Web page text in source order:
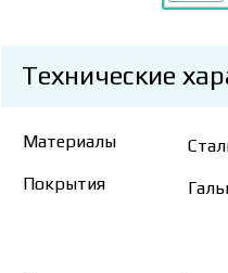
Технические
Материалы
Покрытия